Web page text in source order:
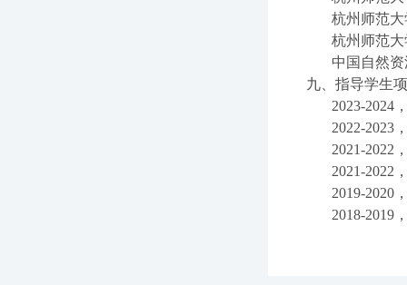
杭州师范
杭州师范
中国自然
九、指导学生
2023-2024
2022-2023
2021-2022
2021-2022
2019-2020
2018-2019